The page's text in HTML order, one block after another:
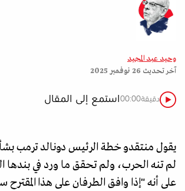
وحيد عبد المجيد
آخر تحديث 26 نوفمبر 2025
استمع إلى المقال 00:00دقيقة
يقول منتقدو خطة الرئيس دونالد ترمب
لم تنه الحرب، ولم تحقق ما ورد في بندها
على أنه "إذا وافق الطرفان على هذا